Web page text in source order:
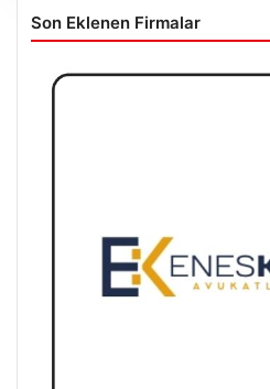
Son Eklenen Firmalar